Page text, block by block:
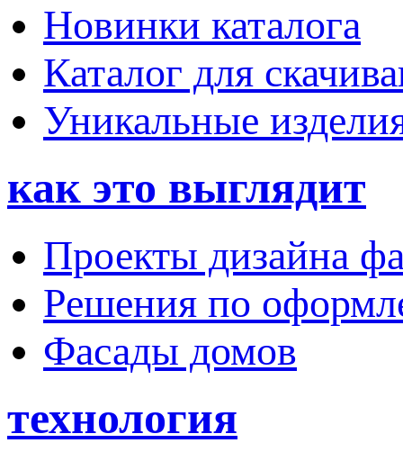
Новинки каталога
Каталог для
Уникальные
как это выглядит
Проекты дизайна
Решения по
Фасады домов
технология